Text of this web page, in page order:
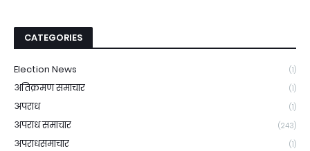
CATEGORIES
Election News (1)
अतिक्रमण समाचार (1)
अपराध (1)
अपराध समाचार (243)
अपराधसमाचार (1)